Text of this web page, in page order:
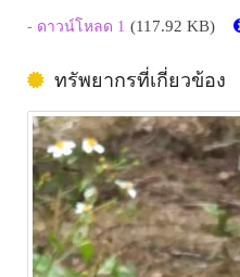
- ดาวน์โหลด 1 (117.92 KB)
ทรัพยากรที่เกี่ยวข้อง